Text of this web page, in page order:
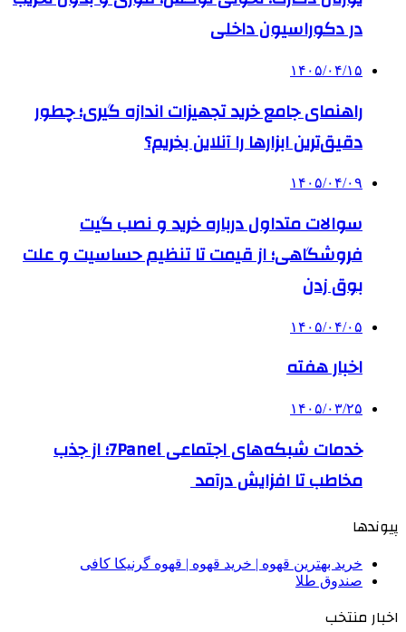
در دکوراسیون داخلی
۱۴۰۵/۰۴/۱۵
راهنمای جامع خرید تجهیزات اندازه گیری؛ چطور
دقیق‌ترین ابزارها را آنلاین بخریم؟
۱۴۰۵/۰۴/۰۹
سوالات متداول درباره خرید و نصب گیت
فروشگاهی؛ از قیمت تا تنظیم حساسیت و علت
بوق زدن
۱۴۰۵/۰۴/۰۵
اخبار هفته
۱۴۰۵/۰۳/۲۵
خدمات شبکه‌های اجتماعی 7Panel؛ از جذب
مخاطب تا افزایش درآمد
پیوندها
خرید بهترین قهوه | خرید قهوه | قهوه گرنیکا کافی
صندوق طلا
اخبار منتخب